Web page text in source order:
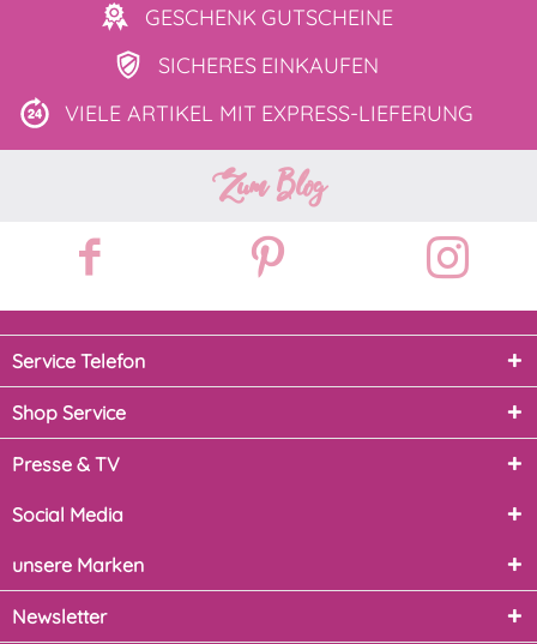
GESCHENK GUTSCHEINE
SICHERES EINKAUFEN
VIELE ARTIKEL MIT EXPRESS-LIEFERUNG
Zum Blog
Service Telefon
Shop Service
Presse & TV
Social Media
unsere Marken
Newsletter